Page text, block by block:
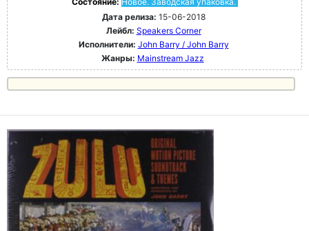
Дата релиза: 15-06-2018
Лейбл: Speakers Corner
Исполнители: John Barry / John Barry
Жанры: Mainstream Jazz